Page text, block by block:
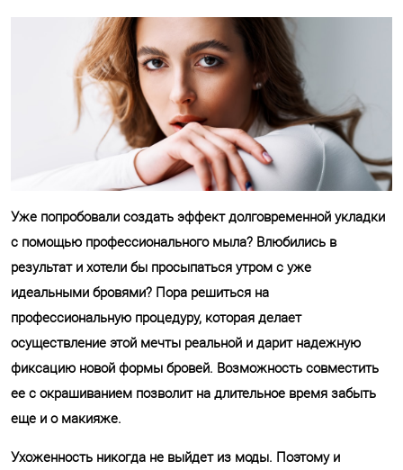
Уже попробовали создать эффект долговременной укладки
с помощью профессионального мыла? Влюбились в
результат и хотели бы просыпаться утром с уже
идеальными бровями? Пора решиться на
профессиональную процедуру, которая делает
осуществление этой мечты реальной и дарит надежную
фиксацию новой формы бровей. Возможность совместить
ее с окрашиванием позволит на длительное время забыть
еще и о макияже.
Ухоженность никогда не выйдет из моды. Поэтому и